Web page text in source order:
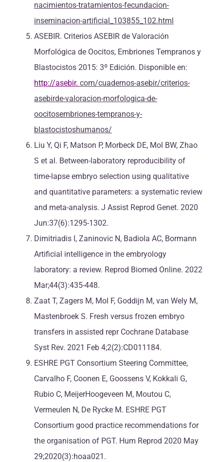
nacimientos-tratamientos-fecundacion-
inseminacion-artificial_103855_102.html
ASEBIR. Criterios ASEBIR de Valoración
Morfológica de Oocitos, Embriones Tempranos y
Blastocistos 2015: 3º Edición. Disponible en:
http://asebir. com/cuadernos-asebir/criterios-
asebirde-valoracion-morfologica-de-
oocitosembriones-tempranos-y-
blastocistoshumanos/
Liu Y, Qi F, Matson P, Morbeck DE, Mol BW, Zhao
S et al. Between-laboratory reproducibility of
time-lapse embryo selection using qualitative
and quantitative parameters: a systematic review
and meta-analysis. J Assist Reprod Genet. 2020
Jun:37(6):1295-1302.
Dimitriadis I, Zaninovic N, Badiola AC, Bormann
Artificial intelligence in the embryology
laboratory: a review. Reprod Biomed Online. 2022
Mar;44(3):435-448.
Zaat T, Zagers M, Mol F, Goddijn M, van Wely M,
Mastenbroek S. Fresh versus frozen embryo
transfers in assisted repr Cochrane Database
Syst Rev. 2021 Feb 4;2(2):CD011184.
ESHRE PGT Consortium Steering Committee,
Carvalho F, Coonen E, Goossens V, Kokkali G,
Rubio C, MeijerHoogeveen M, Moutou C,
Vermeulen N, De Rycke M. ESHRE PGT
Consortium good practice recommendations for
the organisation of PGT. Hum Reprod 2020 May
29;2020(3):hoaa021.